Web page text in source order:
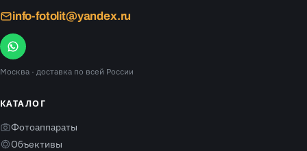
info-fotolit@yandex.ru
Москва · доставка по всей России
КАТАЛОГ
Фотоаппараты
Объективы